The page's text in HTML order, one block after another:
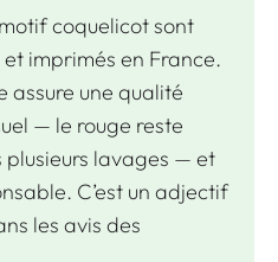
coquelicot sont
imprimés en France.
assure une qualité
— le rouge reste
lavages — et
C’est un adjectif
les avis des